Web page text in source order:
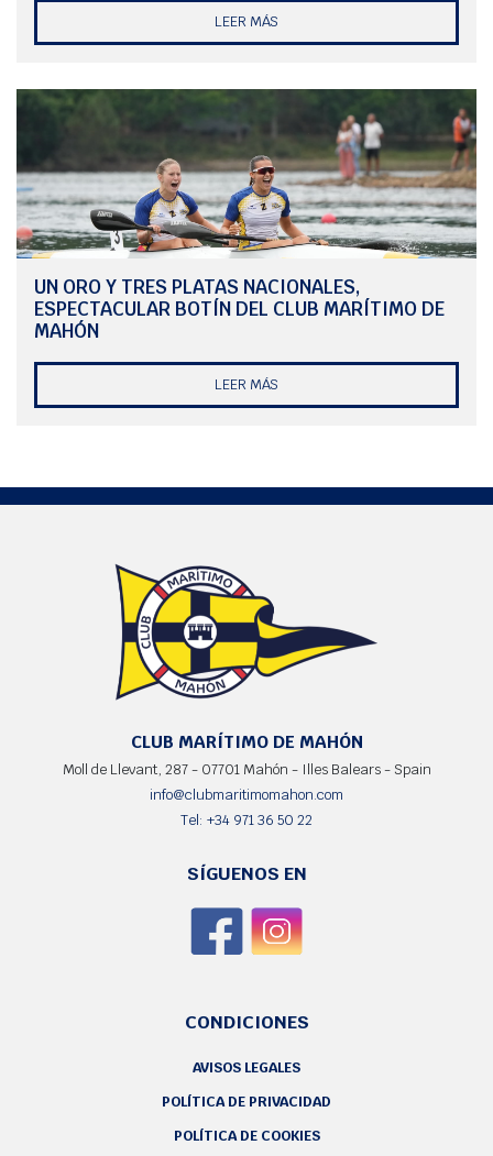
LEER MÁS
UN ORO Y TRES PLATAS NACIONALES,
ESPECTACULAR BOTÍN DEL CLUB MARÍTIMO DE
MAHÓN
LEER MÁS
CLUB MARÍTIMO DE MAHÓN
Moll de Llevant, 287 - 07701 Mahón - Illes Balears - Spain
info@clubmaritimomahon.com
Tel: +34 971 36 50 22
SÍGUENOS EN
CONDICIONES
AVISOS LEGALES
POLÍTICA DE PRIVACIDAD
POLÍTICA DE COOKIES